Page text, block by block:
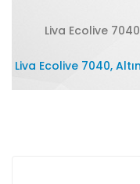
Liva Ecolive
Liva Ecolive 7040,